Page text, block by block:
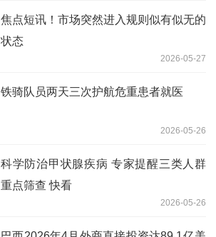
焦点短讯！市场突然进入规则似有似无的
状态
2026-05-27
铁骑队员两天三次护航危重患者就医
2026-05-26
科学防治甲状腺疾病 专家提醒三类人群
重点筛查 快看
2026-05-26